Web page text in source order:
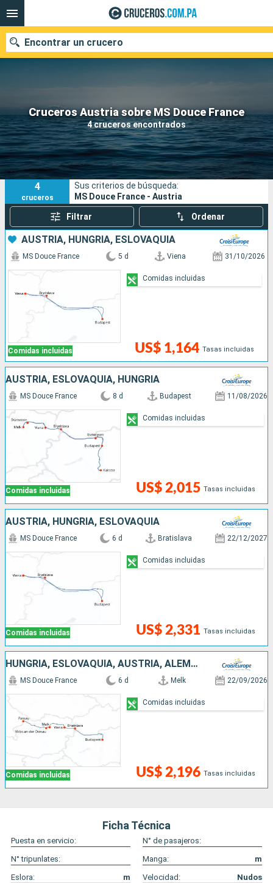
Cruceros Austria sobre MS Douce France
4 cruceros encontrados
Encontrar un crucero
Nuestros destinos
Fecha de salida
Puertos Compañías
Buscar
4
cruceros
Sus criterios de búsqueda:
MS Douce France - Austria
Filtrar Ordenar
AUSTRIA, HUNGRÍA, ESLOVAQUIA
Comidas incluidas
MS Douce France 5 d Viena 31/10/2026
US$ 1,164 Tasas incluidas
Comidas incluidas
AUSTRIA, ESLOVAQUIA, HUNGRÍA
Comidas incluidas
MS Douce France 8 d Budapest 11/08/2026
US$ 2,015 Tasas incluidas
Comidas incluidas
AUSTRIA, HUNGRÍA, ESLOVAQUIA
Comidas incluidas
MS Douce France 6 d Bratislava 22/12/2027
US$ 2,331 Tasas incluidas
Comidas incluidas
HUNGRÍA, ESLOVAQUIA, AUSTRIA, ALEMANIA
Comidas incluidas
MS Douce France 6 d Melk 22/09/2026
US$ 2,196 Tasas incluidas
Comidas incluidas
Ficha Técnica
Puesta en servicio:
N° de pasajeros:
N° tripunlates:
Manga:
m
Eslora:
m Velocidad: Nudos